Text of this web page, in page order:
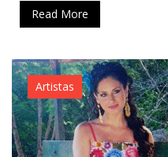
Read More
Artistas